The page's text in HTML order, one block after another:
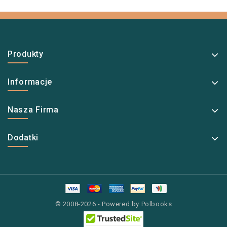
Produkty
Informacje
Nasza Firma
Dodatki
© 2008-2026 - Powered by Polbooks